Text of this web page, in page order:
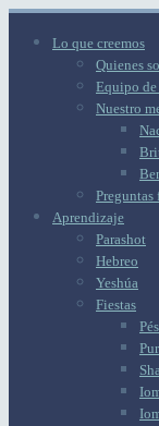
Lo que creemos
Quienes
Equipo
Nuestro
Preguntas
Aprendizaje
Parashot
Hebreo
Yeshúa
Fiestas